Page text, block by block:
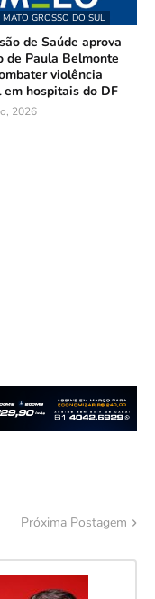
GROSSO DO SUL
de Saúde aprova
de Paula Belmonte
violência
em hospitais do DF
2026
Próxima Postagem